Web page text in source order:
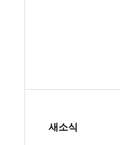
새소식